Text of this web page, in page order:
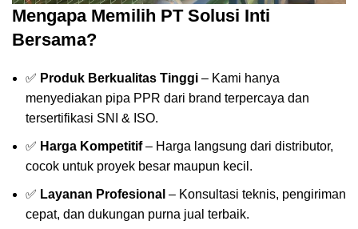
Mengapa Memilih PT Solusi Inti
Bersama?
✅ Produk Berkualitas Tinggi – Kami hanya
menyediakan pipa PPR dari brand terpercaya dan
tersertifikasi SNI & ISO.
✅ Harga Kompetitif– Harga langsung dari distributor,
cocok untuk proyek besar maupun kecil.
✅ Layanan Profesional – Konsultasi teknis, pengiriman
cepat, dan dukungan purna jual terbaik.